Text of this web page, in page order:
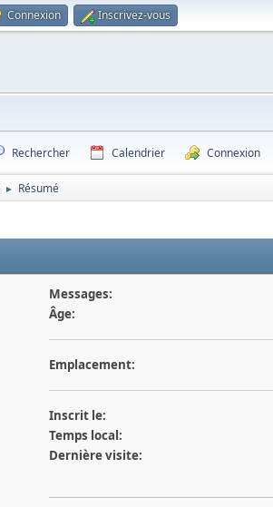
Connexion Inscrivez-vous
Rechercher Calendrier Connexion
► Résumé
Messages:
Âge:
Emplacement:
Inscrit le:
Temps local:
Dernière visite: